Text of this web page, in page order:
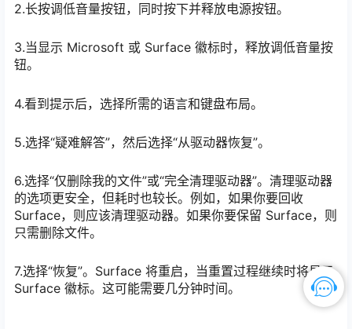
2.长按调低音量按钮，同时按下并释放电源按钮。
3.当显示 Microsoft 或 Surface 徽标时，释放调低音量按
钮。
4.看到提示后，选择所需的语言和键盘布局。
5.选择“疑难解答”，然后选择“从驱动器恢复”。
6.选择“仅删除我的文件”或“完全清理驱动器”。清理驱动器
的选项更安全，但耗时也较长。例如，如果你要回收
Surface，则应该清理驱动器。如果你要保留 Surface，则
只需删除文件。
7.选择“恢复”。Surface 将重启，当重置过程继续时将显示
Surface 徽标。这可能需要几分钟时间。